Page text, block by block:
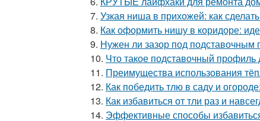
7. Узкая ниша в прихожей: как
8. Как оформить нишу в коридоре:
9. Нужен ли зазор под подставочным
10. Что такое подставочный профиль
11. Преимущества использования
12. Как победить тлю в саду и
13. Как избавиться от тли раз и
14. Эффективные способы